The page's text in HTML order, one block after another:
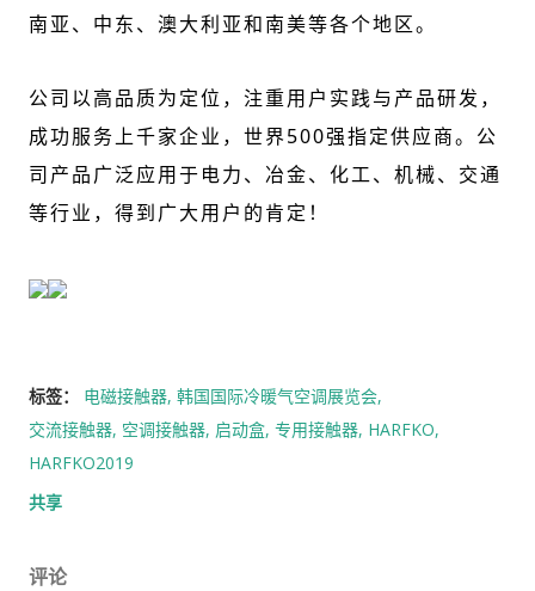
南亚、中东、澳大利亚和南美等各个地区。
公司以高品质为定位，注重用户实践与产品研发，
成功服务上千家企业，世界500强指定供应商。公
司产品广泛应用于电力、冶金、化工、机械、交通
等行业，得到广大用户的肯定！
标签： 电磁接触器 韩国国际冷暖气空调展览会
交流接触器 空调接触器 启动盒 专用接触器 HARFKO
HARFKO2019
共享
评论